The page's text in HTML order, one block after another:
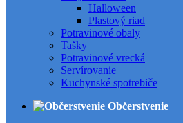
Halloween
Plastový riad
Potravinové obaly
Tašky
Potravinové vrecká
Servírovanie
Kuchynské spotrebiče
Občerstvenie